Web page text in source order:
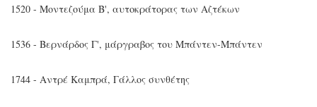
1520 - Μοντεζούμα Β', αυτοκράτορας των Αζτέκων
1536 - Βερνάρδος Γ', μάργραβος του Μπάντεν-Μπάντεν
1744 - Αντρέ Καμπρά, Γάλλος συνθέτης